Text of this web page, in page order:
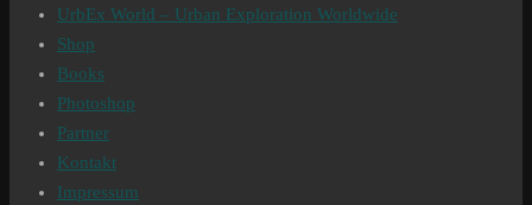
UrbEx World – Urban Exploration Worldwide
Shop
Books
Photoshop
Partner
Kontakt
Impressum